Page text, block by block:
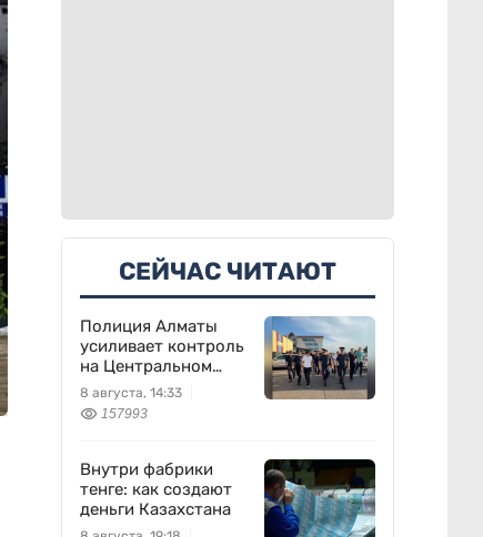
СЕЙЧАС ЧИТАЮТ
Полиция Алматы
усиливает контроль
на Центральном
вещевом рынке
8 августа, 14:33
157993
Внутри фабрики
тенге: как создают
деньги Казахстана